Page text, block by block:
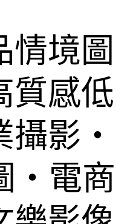
情境圖
質感低
影・
・電商